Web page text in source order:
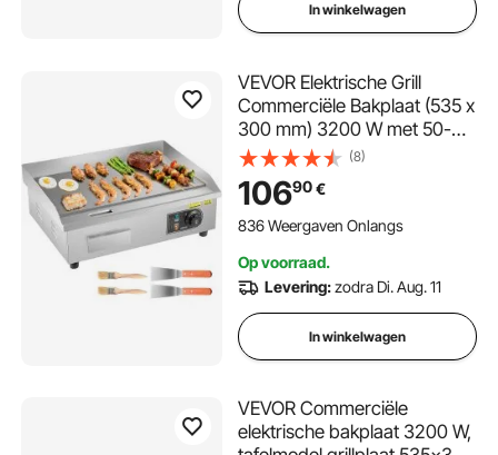
In winkelwagen
VEVOR Elektrische Grill
Commerciële Bakplaat (535 x
300 mm) 3200 W met 50-
300 °C instelbare
temperatuurregeling,
bakplaat met 2 spatels, 2
borstels en 4 voetpads voor
(8)
10690€
836 Weergaven Onlangs
Op voorraad.
Levering:zodra Di. Aug. 11
In winkelwagen
VEVOR Commerciële
elektrische bakplaat 3200 W,